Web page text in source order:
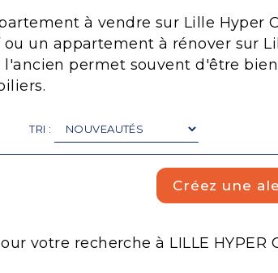
à vendre sur Lille
un appartement à rénover sur
permet souvent d'être
TRI :
votre recherche à LILLE